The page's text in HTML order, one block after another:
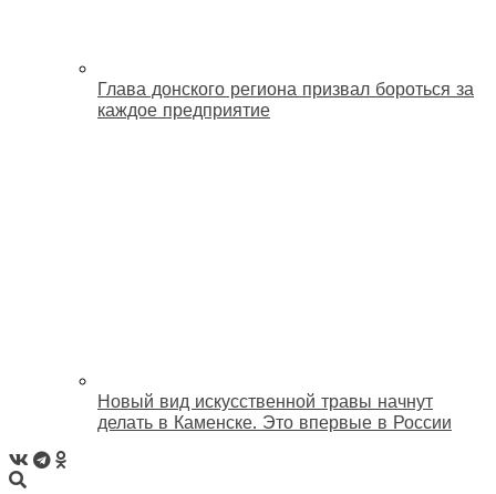
Глава донского региона призвал бороться за
каждое предприятие
Новый вид искусственной травы начнут
делать в Каменске. Это впервые в России